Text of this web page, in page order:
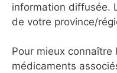
information diffusée.
de votre province/
Pour mieux
médicaments